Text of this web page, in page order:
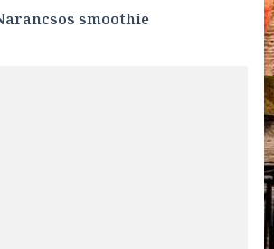
smoothie